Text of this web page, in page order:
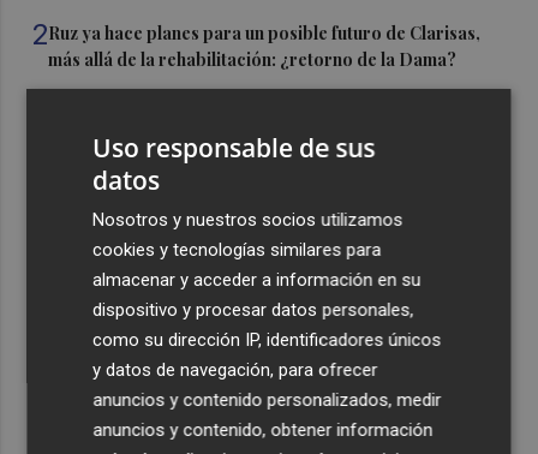
2Ruz ya hace planes para un posible futuro de Clarisas,
más allá de la rehabilitación: ¿retorno de la Dama?
Castelló apuesta por convertir el eclipse en un referente
El Villarreal anuncia a sus seis capitanes: Gerard
Moreno, Foyth, Comesaña, Ayoze, Cardona y Logan
Costa
Uso responsable de sus
datos
Nosotros y nuestros socios utilizamos
cookies y tecnologías similares para
almacenar y acceder a información en su
dispositivo y procesar datos personales,
como su dirección IP, identificadores únicos
y datos de navegación, para ofrecer
anuncios y contenido personalizados, medir
anuncios y contenido, obtener información